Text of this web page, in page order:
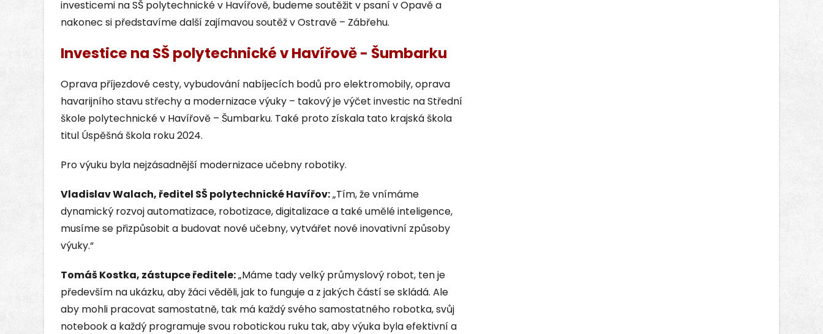
investicemi na SŠ polytechnické v Havířově, budeme soutěžit v psaní v Opavě a
nakonec si představíme další zajímavou soutěž v Ostravě – Zábřehu.
Investice na SŠ polytechnické v Havířově - Šumbarku
Oprava příjezdové cesty, vybudování nabíjecích bodů pro elektromobily, oprava
havarijního stavu střechy a modernizace výuky – takový je výčet investic na Střední
škole polytechnické v Havířově – Šumbarku. Také proto získala tato krajská škola
titul Úspěšná škola roku 2024.
Pro výuku byla nejzásadnější modernizace učebny robotiky.
Vladislav Walach, ředitel SŠ polytechnické Havířov:„Tím, že vnímáme
dynamický rozvoj automatizace, robotizace, digitalizace a také umělé inteligence,
musíme se přizpůsobit a budovat nové učebny, vytvářet nové inovativní způsoby
výuky.“
Tomáš Kostka, zástupce ředitele:„Máme tady velký průmyslový robot, ten je
především na ukázku, aby žáci věděli, jak to funguje a z jakých částí se skládá. Ale
aby mohli pracovat samostatně, tak má každý svého samostatného robotka, svůj
notebook a každý programuje svou robotickou ruku tak, aby výuka byla efektivní a